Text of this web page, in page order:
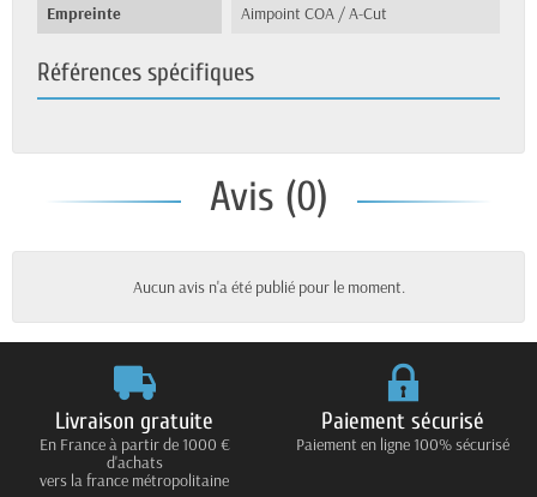
Empreinte Aimpoint COA / A-Cut
Références spécifiques
Avis (0)
Aucun avis n'a été publié pour le moment.
Livraison gratuite
En France à partir de 1000 €
d'achats
vers la france métropolitaine
Paiement sécurisé
Paiement en ligne 100% sécurisé